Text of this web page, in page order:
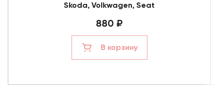
Skoda, Volkwagen, Seat
880 ₽
В корзину